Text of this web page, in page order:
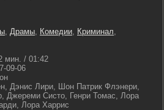
, Драмы, Комедии, Криминал,
мин. / 01:42
09-06
Дэнис Лири, Шон Патрик Флэнери,
Джереми Систо, Генри Томас, Лора
Лора Харрис